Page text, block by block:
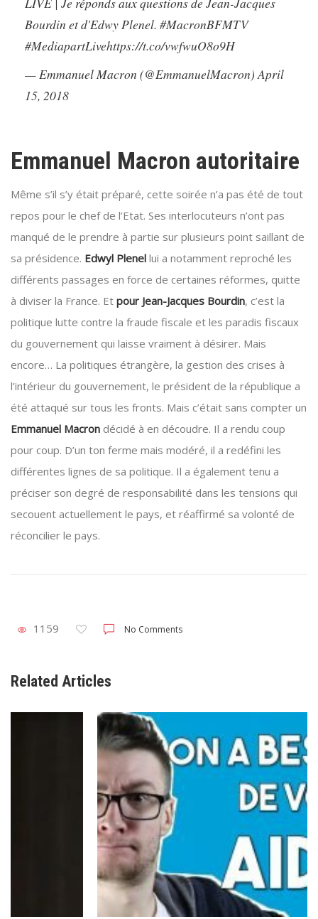
Bourdin et d'Edwy Plenel. #MacronBFMTV
#MediapartLivehttps://t.co/vwfwuO8o9H
— Emmanuel Macron (@EmmanuelMacron)April
15, 2018
Emmanuel Macron autoritaire
Même s’il s’y était préparé, cette soirée n’a pas été de tout
repos pour le chef de l’Etat. Ses interlocuteurs n’ont pas
manqué de le prendre à partie sur plusieurs point saillant de
sa présidence. Edwyl Plenel lui a notamment reproché les
différents passages en force de certaines réformes, quitte
à diviser la France. Et pour Jean-Jacques Bourdin, c’est la
politique lutte contre la fraude fiscale et les paradis fiscaux
du gouvernement qui laisse vraiment à désirer. Mais
encore… La politiques étrangère, la gestion des crises à
l’intérieur du gouvernement, le président de la république a
été attaqué sur tous les fronts. Mais c’était sans compter un
Emmanuel Macron décidé à en découdre. Il a rendu coup
pour coup. D’un ton ferme mais modéré, il a redéfini les
différentes lignes de sa politique. Il a également tenu a
préciser son degré de responsabilité dans les tensions qui
secouent actuellement le pays, et réaffirmé sa volonté de
réconcilier le pays.
1159 No Comments
Related Articles